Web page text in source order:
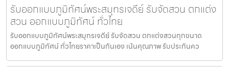
รับออกแบบภูมิทัศน์พระสมุทรเจดีย์ รับจัดสวน ตกแต่ง
สวน ออกแบบภูมิทัศน์ ทั่วไทย
รับออกแบบภูมิทัศน์พระสมุทรเจดีย์ รับจัดสวน ตกแต่งสวนทุกขนาด
ออกแบบภูมิทัศน์ ทั่วไทยราคาเป็นกันเอง เน้นคุณภาพ รับประกันคว